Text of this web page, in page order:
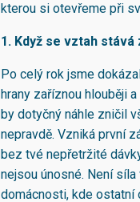
kterou si otevřeme při
1. Když se vztah
Po celý rok jsme
hrany zaříznou hlouběji
by dotyčný náhle zničil
nepravdě. Vzniká první
bez tvé nepřetržité
nejsou únosné. Není
domácnosti, kde ostatní